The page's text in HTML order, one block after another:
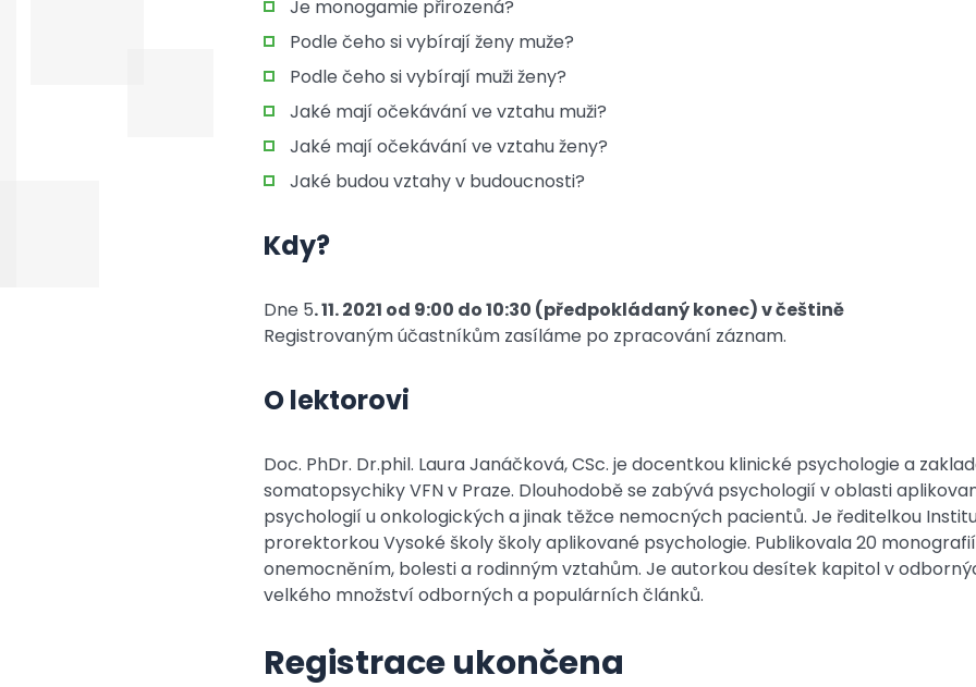
Je monogamie přirozená?
Podle čeho si vybírají ženy muže?
Podle čeho si vybírají muži ženy?
Jaké mají očekávání ve vztahu muži?
Jaké mají očekávání ve vztahu ženy?
Jaké budou vztahy v budoucnosti?
Kdy?
Dne 5. 11. 2021 od 9:00 do 10:30 (předpokládaný konec) v češtině
Registrovaným účastníkům zasíláme po zpracování záznam.
O lektorovi
Doc. PhDr. Dr.phil. Laura Janáčková, CSc. je docentkou klinické psychologie a
somatopsychiky VFN v Praze. Dlouhodobě se zabývá psychologií v oblasti
psychologií u onkologických a jinak těžce nemocných pacientů. Je ředitelkou
prorektorkou Vysoké školy školy aplikované psychologie. Publikovala 20
onemocněním, bolesti a rodinným vztahům. Je autorkou desítek kapitol v
velkého množství odborných a populárních článků.
Registrace ukončena